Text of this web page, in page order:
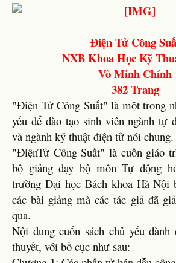
Điện Tử Công
NXB Khoa Học Kỹ
Võ Minh Chính
382 Trang
"Điện Tử Công Suất" là một trong
yếu để đào tạo sinh viên ngành tự
và ngành kỹ thuật điện tử nói chung.
"ĐiệnTử Công Suất" là cuốn giáo
bộ giảng dạy bộ môn Tự động
trường Đại học Bách khoa Hà Nội
các bài giảng mà các tác giả đã
qua.
Nội dung cuốn sách chủ yếu
thuyết, với bố cục như sau: